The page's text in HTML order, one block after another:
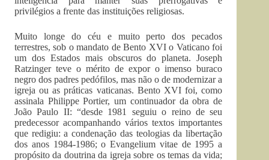
privilégios a frente das instituições religiosas.
Muito longe do céu e muito perto dos pecados
terrestres, sob o mandato de Bento XVI o Vaticano foi
um dos Estados mais obscuros do planeta. Joseph
Ratzinger teve o mérito de expor o imenso buraco
negro dos padres pedófilos, mas não o de modernizar a
igreja ou as práticas vaticanas. Bento XVI foi, como
assinala Philippe Portier, um continuador da obra de
João Paulo II: “desde 1981 seguiu o reino de seu
predecessor acompanhando vários textos importantes
que redigiu: a condenação das teologias da libertação
dos anos 1984-1986; o Evangelium vitae de 1995 a
propósito da doutrina da igreja sobre os temas da vida;